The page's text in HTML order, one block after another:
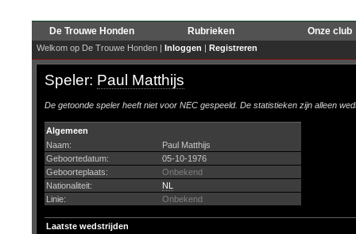
De Trouwe Honden Rubrieken Onze club
Welkom op De Trouwe Honden | Inloggen | Registreren
Speler: Paul Matthijs
De getoonde speler heeft niet voor NEC gespeeld. De statistieken zijn alleen
Algemeen
Naam:
Paul Matthijs
Geboortedatum:
05-10-1976
Geboorteplaats:
Onbekend
Nationaliteit:
NL
Linie:
Onbekend
Laatste wedstrijden